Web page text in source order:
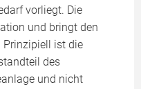
vorliegt. Die
und bringt den
Prinzipiell ist die
des
und nicht